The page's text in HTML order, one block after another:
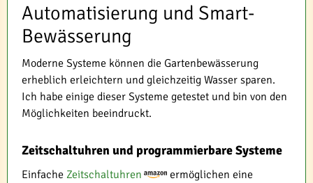
Automatisierung und Smart-
Bewässerung
Moderne Systeme können die Gartenbewässerung
erheblich erleichtern und gleichzeitig Wasser sparen.
Ich habe einige dieser Systeme getestet und bin von den
Möglichkeiten beeindruckt.
Zeitschaltuhren und programmierbare Systeme
Einfache Zeitschaltuhren
ermöglichen eine